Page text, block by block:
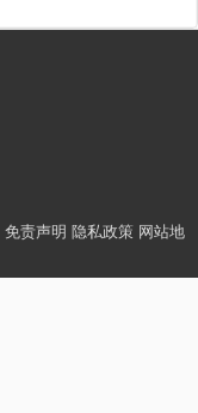
免责声明 隐私政策 网站地